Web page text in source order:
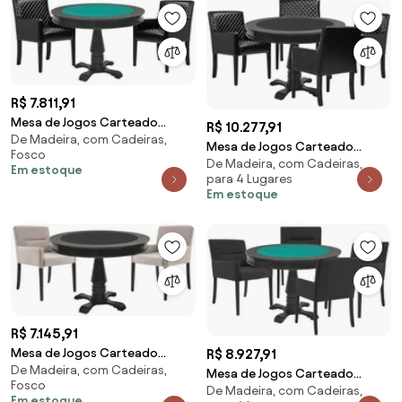
R$ 7.811,91
Mesa de Jogos Carteado
Victoria Redonda Tampo
Reversível Preto com 2
Cadeiras Liverpool Corino
De Madeira, com Cadeiras,
Fosco
Em estoque
R$ 10.277,91
Mesa de Jogos Carteado
Redonda Victoria Tampo
Reversível Preto com 4
Cadeiras Liverpool Corino
Gran Belo
De Madeira, com Cadeiras,
para 4 Lugares
Em estoque
R$ 7.145,91
Mesa de Jogos Carteado
Redonda Victoria Tampo
Reversível Preto com 2
De Madeira, com Cadeiras,
Fosco
R$ 8.927,91
Mesa de Jogos Carteado
Victoria Redonda Tampo
De Madeira, com Cadeiras,